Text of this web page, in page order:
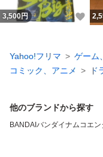
3,500円 い
Yahoo!フリマ ゲーム
コミック、アニメ
ド
他のブランドから探す
BANDAI バンダイナムコエン